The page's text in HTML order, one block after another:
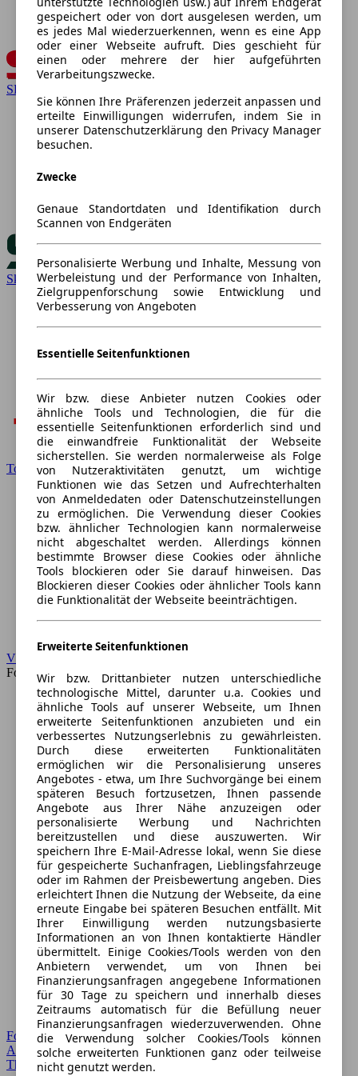
SEAT
Skoda
Toyota
VW
Forum
Forum Startseite
Alle Auto-Foren
Themen-Forum
gespeichert oder von dort ausgelesen werden, um
es jedes Mal wiederzuerkennen, wenn es eine App
oder einer Webseite aufruft. Dies geschieht für
einen oder mehrere der hier aufgeführten
Verarbeitungszwecke.
Sie können Ihre Präferenzen jederzeit anpassen und
erteilte Einwilligungen widerrufen, indem Sie in
unserer Datenschutzerklärung den Privacy Manager
besuchen.
Zwecke
Genaue Standortdaten und Identifikation durch
Scannen von Endgeräten
Personalisierte Werbung und Inhalte, Messung von
Werbeleistung und der Performance von Inhalten,
Zielgruppenforschung sowie Entwicklung und
Verbesserung von Angeboten
Essentielle Seitenfunktionen
Wir bzw. diese Anbieter nutzen Cookies oder
ähnliche Tools und Technologien, die für die
essentielle Seitenfunktionen erforderlich sind und
die einwandfreie Funktionalität der Webseite
sicherstellen. Sie werden normalerweise als Folge
von Nutzeraktivitäten genutzt, um wichtige
Funktionen wie das Setzen und Aufrechterhalten
von Anmeldedaten oder Datenschutzeinstellungen
zu ermöglichen. Die Verwendung dieser Cookies
bzw. ähnlicher Technologien kann normalerweise
nicht abgeschaltet werden. Allerdings können
bestimmte Browser diese Cookies oder ähnliche
Tools blockieren oder Sie darauf hinweisen. Das
Blockieren dieser Cookies oder ähnlicher Tools kann
die Funktionalität der Webseite beeinträchtigen.
Erweiterte Seitenfunktionen
Wir bzw. Drittanbieter nutzen unterschiedliche
technologische Mittel, darunter u.a. Cookies und
ähnliche Tools auf unserer Webseite, um Ihnen
erweiterte Seitenfunktionen anzubieten und ein
verbessertes Nutzungserlebnis zu gewährleisten.
Durch diese erweiterten Funktionalitäten
ermöglichen wir die Personalisierung unseres
Angebotes - etwa, um Ihre Suchvorgänge bei einem
späteren Besuch fortzusetzen, Ihnen passende
Angebote aus Ihrer Nähe anzuzeigen oder
personalisierte Werbung und Nachrichten
bereitzustellen und diese auszuwerten. Wir
speichern Ihre E-Mail-Adresse lokal, wenn Sie diese
für gespeicherte Suchanfragen, Lieblingsfahrzeuge
oder im Rahmen der Preisbewertung angeben. Dies
erleichtert Ihnen die Nutzung der Webseite, da eine
erneute Eingabe bei späteren Besuchen entfällt. Mit
Ihrer Einwilligung werden nutzungsbasierte
Informationen an von Ihnen kontaktierte Händler
übermittelt. Einige Cookies/Tools werden von den
Anbietern verwendet, um von Ihnen bei
Finanzierungsanfragen angegebene Informationen
für 30 Tage zu speichern und innerhalb dieses
Zeitraums automatisch für die Befüllung neuer
Finanzierungsanfragen wiederzuverwenden. Ohne
die Verwendung solcher Cookies/Tools können
solche erweiterten Funktionen ganz oder teilweise
nicht genutzt werden.